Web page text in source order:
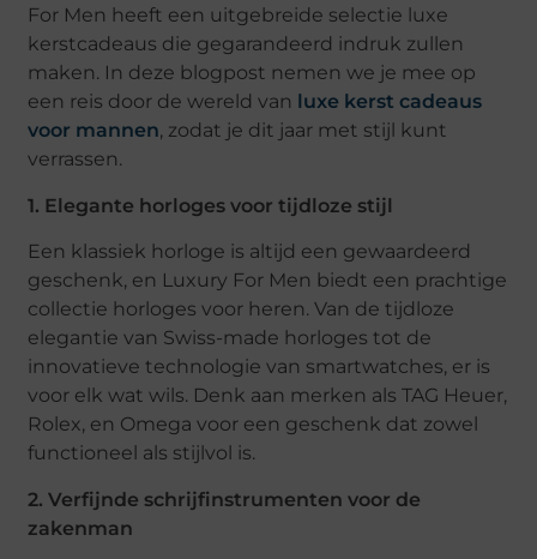
For Men heeft een uitgebreide selectie luxe
kerstcadeaus die gegarandeerd indruk zullen
maken. In deze blogpost nemen we je mee op
een reis door de wereld van
luxe kerst cadeaus
voor mannen, zodat je dit jaar met stijl kunt
verrassen.
1. Elegante horloges voor tijdloze stijl
Een klassiek horloge is altijd een gewaardeerd
geschenk, en Luxury For Men biedt een prachtige
collectie horloges voor heren. Van de tijdloze
elegantie van Swiss-made horloges tot de
innovatieve technologie van smartwatches, er is
voor elk wat wils. Denk aan merken als TAG Heuer,
Rolex, en Omega voor een geschenk dat zowel
functioneel als stijlvol is.
2. Verfijnde schrijfinstrumenten voor de
zakenman